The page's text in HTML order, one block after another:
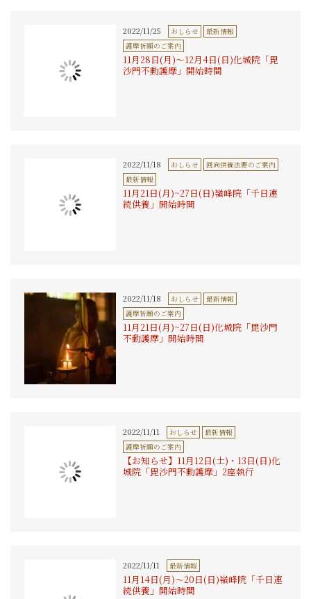
2022/11/25 おしらせ
最新情報
護摩祈願のご案内
11月28日(月)〜12月4日(日)化城院「毘
沙門不動護摩」開始時間
2022/11/18 おしらせ
回向供養法要のご案内
最新情報
11月21日(月)~27日(日)嶺峰院「千日連
続供養」開始時間
2022/11/18 おしらせ
最新情報
護摩祈願のご案内
11月21日(月)~27日(日)化城院「毘沙門
不動護摩」開始時間
2022/11/11 おしらせ
最新情報
護摩祈願のご案内
【お知らせ】11月12日(土)・13日(日)化
城院「毘沙門不動護摩」2座執行
2022/11/11 最新情報
11月14日(月)〜20日(日)嶺峰院「千日連
続供養」開始時間